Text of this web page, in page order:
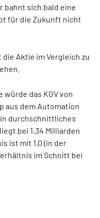
bahnt sich bald eine
für die Zukunft nicht
Aktie im Vergleich zu
das KGV von
aus dem Automation
durchschnittliches
bei 1,34 Milliarden
ist mit 1,0 (in der
im Schnitt bei